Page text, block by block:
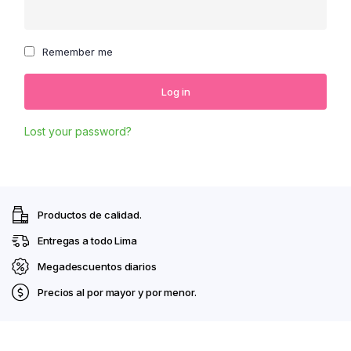
Remember me
Log in
Lost your password?
Productos de calidad.
Entregas a todo Lima
Megadescuentos diarios
Precios al por mayor y por menor.